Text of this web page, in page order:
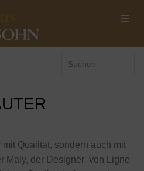
Qualität, sondern auch mit
Maly, der Designer von Ligne